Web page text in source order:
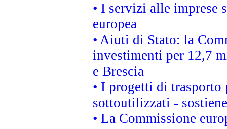
• I servizi alle imprese
europea
• Aiuti di Stato: la
investimenti per 12,7
e Brescia
• I progetti di
sottoutilizzati -
• La Commissione